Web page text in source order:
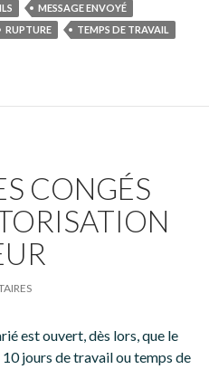
MESSAGE ENVOYÉ
RUPTURE
TEMPS DE TRAVAIL
CONGÉS
est ouvert, dès lors, que le
jours de travail ou temps de